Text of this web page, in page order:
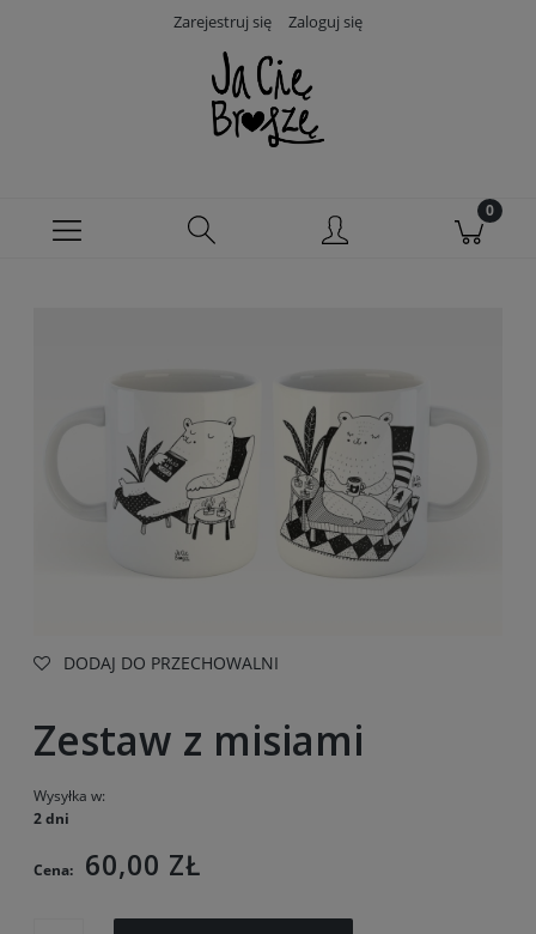
Zarejestruj się Zaloguj się
DODAJ DO PRZECHOWALNI
Zestaw z misiami
Wysyłka w:
2 dni
Cena: 60,00 ZŁ